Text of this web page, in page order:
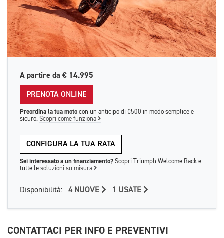
A partire da € 14.995
PRENOTA ONLINE
Preordina la tua moto con un anticipo di €500 in modo semplice e
sicuro. Scopri come funziona
CONFIGURA LA TUA RATA
Sei interessato a un finanziamento? Scopri Triumph Welcome Back e
tutte le soluzioni su misura
Disponibilità: 4 NUOVE 1 USATE
CONTATTACI PER INFO E PREVENTIVI